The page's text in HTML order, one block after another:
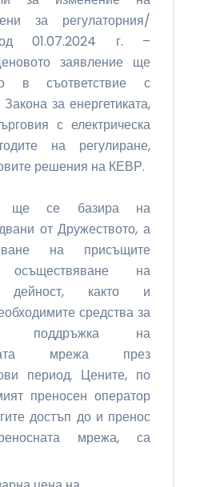
за регулаторния/
01.07.2024 г. –
заявление ще
в съответствие с
за енергетиката,
с електрическа
на регулиране,
решения на КЕВР.
ще се базира на
от Дружеството, а
на присъщите
на
дейност, както и
средства за
поддръжка на
мрежа през
период. Цените, по
преносен оператор
достъп до и пренос
мрежа, са